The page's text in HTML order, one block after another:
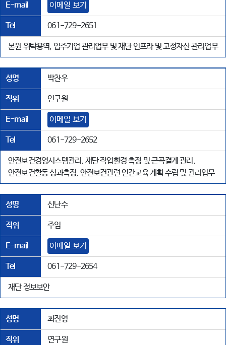
E-mail 이메일 보기
Tel 061-729-2651
본원 위탁용역, 입주기업 관리업무 및 재단 인프라 및 고정자산 관리업무
성명 박찬우
직위 연구원
E-mail 이메일 보기
Tel 061-729-2652
안전보건경영시스템관리, 재단 작업환경 측정 및 근곡결계 관리,
안전보건활동 성과측정, 안전보건관련 연간교육 계획 수립 및 관리업무
성명 신난수
직위 주임
E-mail 이메일 보기
Tel 061-729-2654
재단 정보보안
성명 최진영
직위 연구원